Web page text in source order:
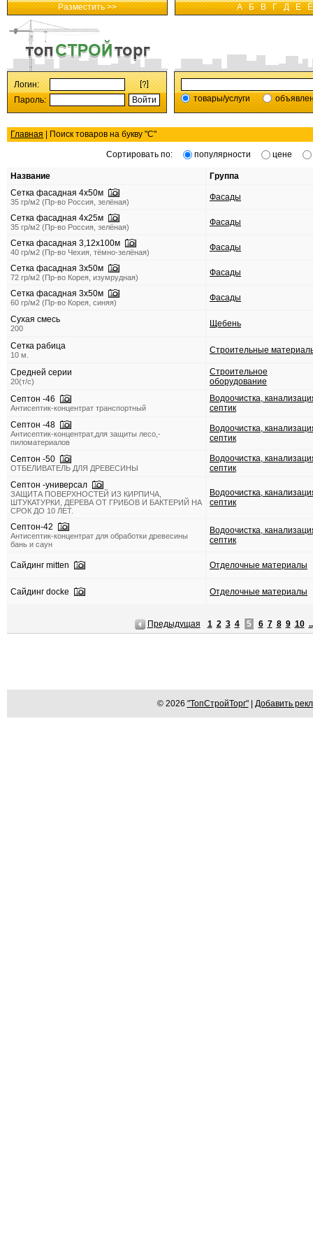
Разместить >> А Б В Г Д Е Ё
Логин:
Пароль:
товары/услуги
Главная | Поиск товаров на букву "С"
Сортировать по: популярности цене
Название
Группа
Сетка фасадная 4х50м
35 гр/м2 (Пр-во Россия, зелёная) Фасады
Сетка фасадная 4х25м
35 гр/м2 (Пр-во Россия, зелёная) Фасады
Сетка фасадная 3,12х100м
40 гр/м2 (Пр-во Чехия, тёмно-зелёная) Фасады
Сетка фасадная 3х50м
72 гр/м2 (Пр-во Корея, изумрудная) Фасады
Сетка фасадная 3х50м
60 гр/м2 (Пр-во Корея, синяя) Фасады
Сухая смесь
200 Щебень
Сетка рабица
10 м. Строительные
Средней серии
20(т/с)
Строительное
оборудование
Септон -46
Антисептик-концентрат транспортный
Водоочистка,
септик
Септон -48
Антисептик-концентрат,для защиты лесо,-
пиломатериалов
Водоочистка,
септик
Септон -50
ОТБЕЛИВАТЕЛЬ ДЛЯ ДРЕВЕСИНЫ
Водоочистка,
септик
Септон -универсал
ЗАЩИТА ПОВЕРХНОСТЕЙ ИЗ КИРПИЧА,
ШТУКАТУРКИ, ДЕРЕВА ОТ ГРИБОВ И БАКТЕРИЙ НА
СРОК ДО 10 ЛЕТ.
Водоочистка,
септик
Септон-42
Антисептик-концентрат для обработки древесины
бань и саун
Водоочистка,
септик
Сайдинг mitten Отделочные материалы
Сайдинг docke Отделочные материалы
Предыдущая 1 2 3 4 5 6 7 8 9 10 ..
© 2026 "ТопСтройТорг"| Добавить